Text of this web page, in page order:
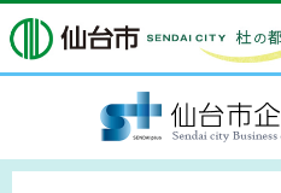
仙台市
SENDAI plus 仙台